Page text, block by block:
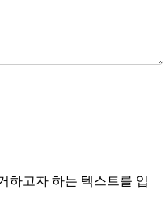
하고자 하는 텍스트를 입